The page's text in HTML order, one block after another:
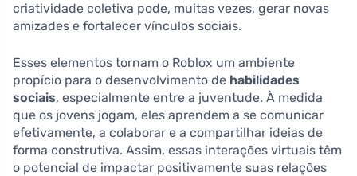
criatividade coletiva pode, muitas vezes, gerar novas
amizades e fortalecer vínculos sociais.
Esses elementos tornam o Roblox um ambiente
propício para o desenvolvimento de habilidades
sociais, especialmente entre a juventude. À medida
que os jovens jogam, eles aprendem a se comunicar
efetivamente, a colaborar e a compartilhar ideias de
forma construtiva. Assim, essas interações virtuais têm
o potencial de impactar positivamente suas relações